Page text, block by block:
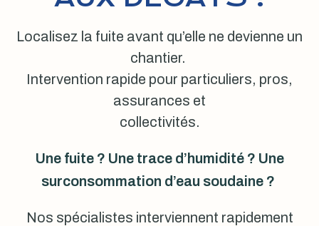
Localisez la fuite avant qu’elle ne devienne un
chantier.
Intervention rapide pour particuliers, pros,
assurances et
collectivités.
Une fuite ? Une trace d’humidité ? Une
surconsommation d’eau soudaine ?
Nos spécialistes interviennent rapidement